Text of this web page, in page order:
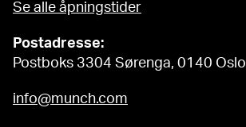
Se alle åpningstider
Postadresse:
Postboks 3304 Sørenga, 0140 Oslo
info@munch.com